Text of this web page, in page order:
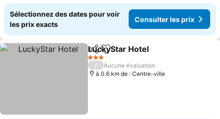
Sélectionnez des dates pour voir
les prix exacts
Consulter les prix
PartagerAjouter à mes favoris
LuckyStar Hotel
3 Étoiles
/
Aucune évaluation
à 0.6 km de : Centre-ville